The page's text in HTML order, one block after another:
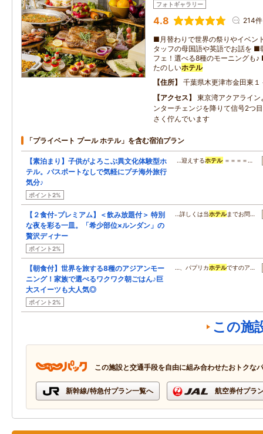
フォトギャラリー
4.8 214件
■月替わりで世界の祭りやイベン
タッフの母国語や英語でお話を ■
フェ！選べる8種のモーニングも
たのしいホテル
住所
千葉県木更津市金田東１
アクセス
東京湾アクアライ
ンターチェンジを降りて信号2つ
さく佇んでいます
「プライベート プール ホテル」を含む宿泊プラン
【素泊まり】子供がよろこぶ異文化体験型ホ
テル。パスポートなしで気軽にプチ海外旅行
気分♪
ポイント2%
…迎えするホテル＝＝＝＝…
【２食付-プレミアム】＜飲み放題付＞ 特別
な夜を彩る一皿。「希少部位×ルンダン」の
贅沢ディナー
ポイント2%
…詳しくは当ホテルまでお問…
【朝食付】世界を旅する8種のアジアンモー
ニング！家族で選べるワクワク朝ごはん♪巨
大スイーツも大人気◎
ポイント2%
…、パプリカホテルですのア…
この施
この施設と交通手段を自由に組み合わせたおトクな
新幹線/特急付プラン一覧へ 航空券付プラ